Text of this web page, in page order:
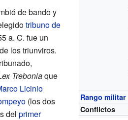
Rango militar
Conflictos
de bando y
tribuno de
a. C. fue un
los triunviros.
Treboniaque
Licinio
(los dos
del primer